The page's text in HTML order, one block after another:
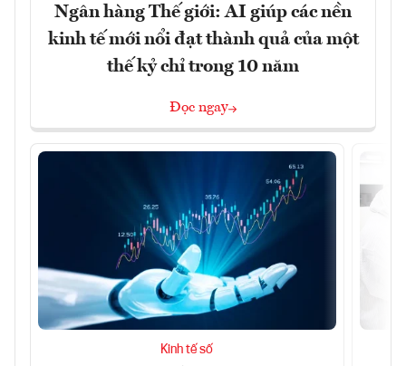
Ngân hàng Thế giới: AI giúp các nền
kinh tế mới nổi đạt thành quả của một
thế kỷ chỉ trong 10 năm
Đọc ngay
Kinh tế số